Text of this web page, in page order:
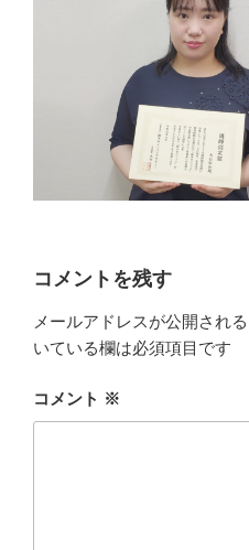
コメントを残す
メールアドレスが公開され
いている欄は必須項目です
コメント ※